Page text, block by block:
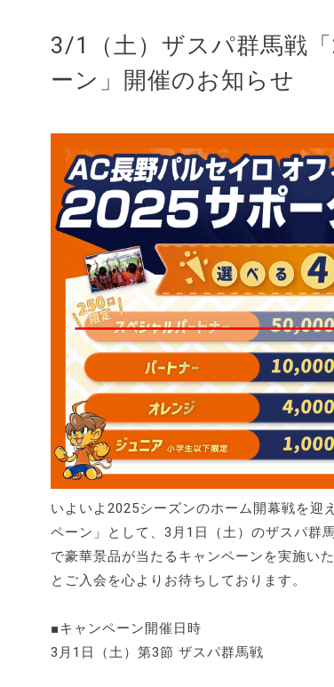
3/1（土）ザスパ群馬戦
ーン」開催のお知らせ
いよいよ2025シーズンのホーム開幕戦を迎
ペーン」として、3月1日（土）のザスパ群
で豪華景品が当たるキャンペーンを実施い
とご入会を心よりお待ちしております。
■キャンペーン開催日時
3月1日（土）第3節 ザスパ群馬戦